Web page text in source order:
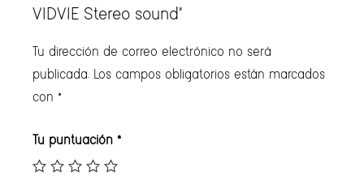
VIDVIE Stereo sound”
Tu dirección de correo electrónico no será
publicada. Los campos obligatorios están marcados
con *
Tu puntuación *